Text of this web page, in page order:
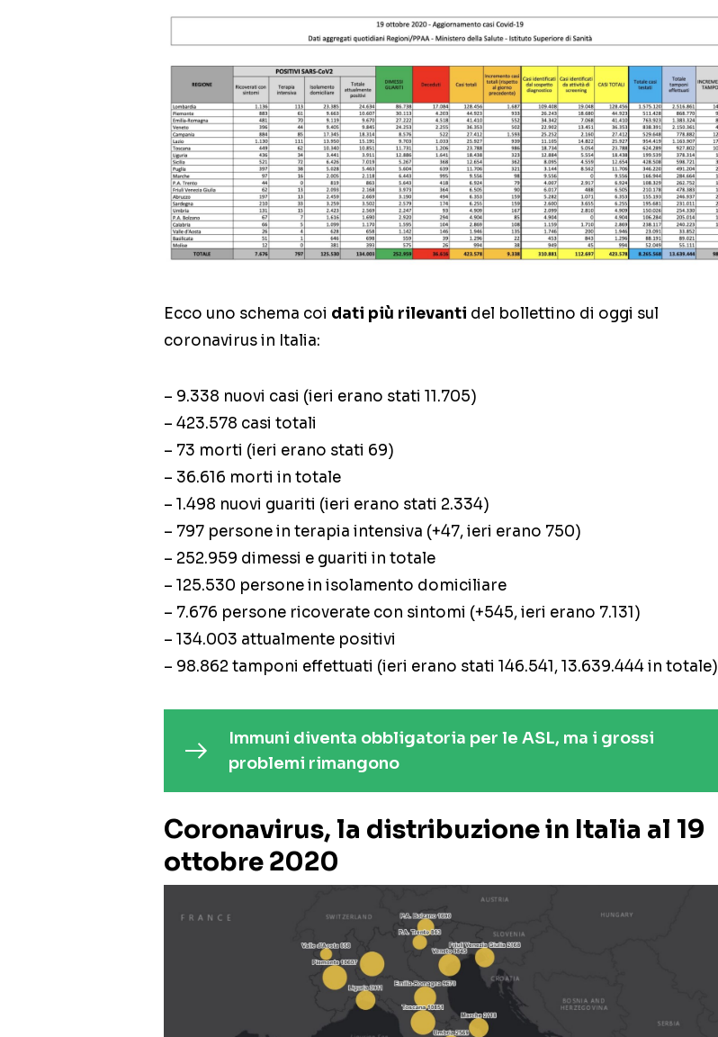
Ecco uno schema coi dati più rilevanti del bollettino di oggi sul
coronavirus in Italia:
– 9.338 nuovi casi (ieri erano stati 11.705)
– 423.578 casi totali
– 73 morti (ieri erano stati 69)
– 36.616 morti in totale
– 1.498 nuovi guariti (ieri erano stati 2.334)
– 797 persone in terapia intensiva (+47, ieri erano 750)
– 252.959 dimessi e guariti in totale
– 125.530 persone in isolamento domiciliare
– 7.676 persone ricoverate con sintomi (+545, ieri erano 7.131)
– 134.003 attualmente positivi
– 98.862 tamponi effettuati (ieri erano stati 146.541, 13.639.444 in totale)
Immuni diventa obbligatoria per le ASL, ma i grossi
problemi rimangono
Coronavirus, la distribuzione in Italia al 19
ottobre 2020